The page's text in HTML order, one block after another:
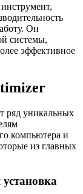
Он
системы,
эффективное
ряд уникальных
компьютера и
из главных